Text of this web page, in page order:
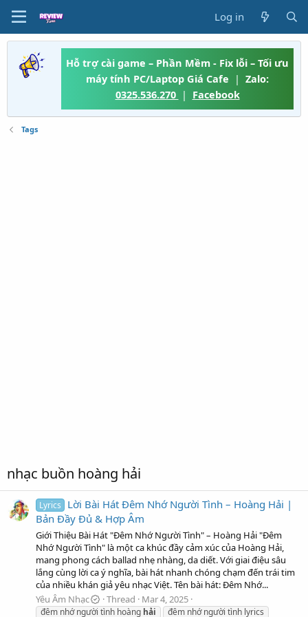
Log in
Hỗ trợ cài game – Phần Mềm - Fix lỗi – Tối ưu
máy tính PC/Laptop Giá Cafe | Zalo:
0325.536.270 | Facebook
Tags
nhạc buồn hoàng hải
Lyrics
Lời Bài Hát Đêm Nhớ Người Tình – Hoàng Hải |
Bản Đầy Đủ & Hợp Âm
Giới Thiệu Bài Hát "Đêm Nhớ Người Tình" – Hoàng Hải "Đêm
Nhớ Người Tình" là một ca khúc đầy cảm xúc của Hoàng Hải,
mang phong cách ballad nhẹ nhàng, da diết. Với giai điệu sâu
lắng cùng lời ca ý nghĩa, bài hát nhanh chóng chạm đến trái tim
của nhiều khán giả yêu nhạc Việt. Tên bài hát: Đêm Nhớ...
Yêu Âm Nhạc
Thread Mar 4, 2025
đêm nhớ người tình hoàng hải đêm nhớ người tình lyrics